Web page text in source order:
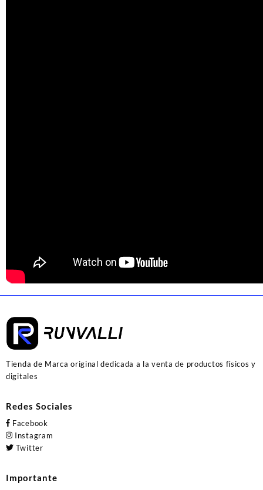
Tienda de Marca original dedicada a la venta de productos físicos y
digitales
Redes Sociales
Facebook
Instagram
Twitter
Importante